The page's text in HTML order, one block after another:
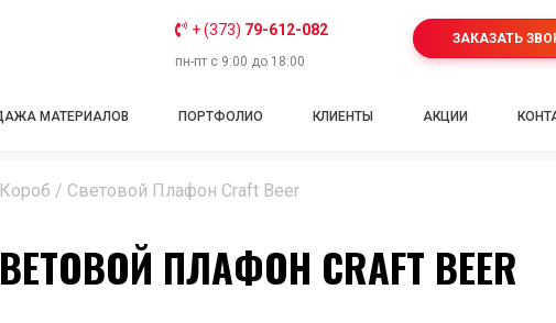
+ (373) 79-612-082
пн-пт с 9:00 до 18:00
ЗАКАЗАТЬ
МАТЕРИАЛОВ ПОРТФОЛИО КЛИЕНТЫ АКЦИИ
/ Световой Плафон Craft Beer
ПЛАФОН CRAFT BEER